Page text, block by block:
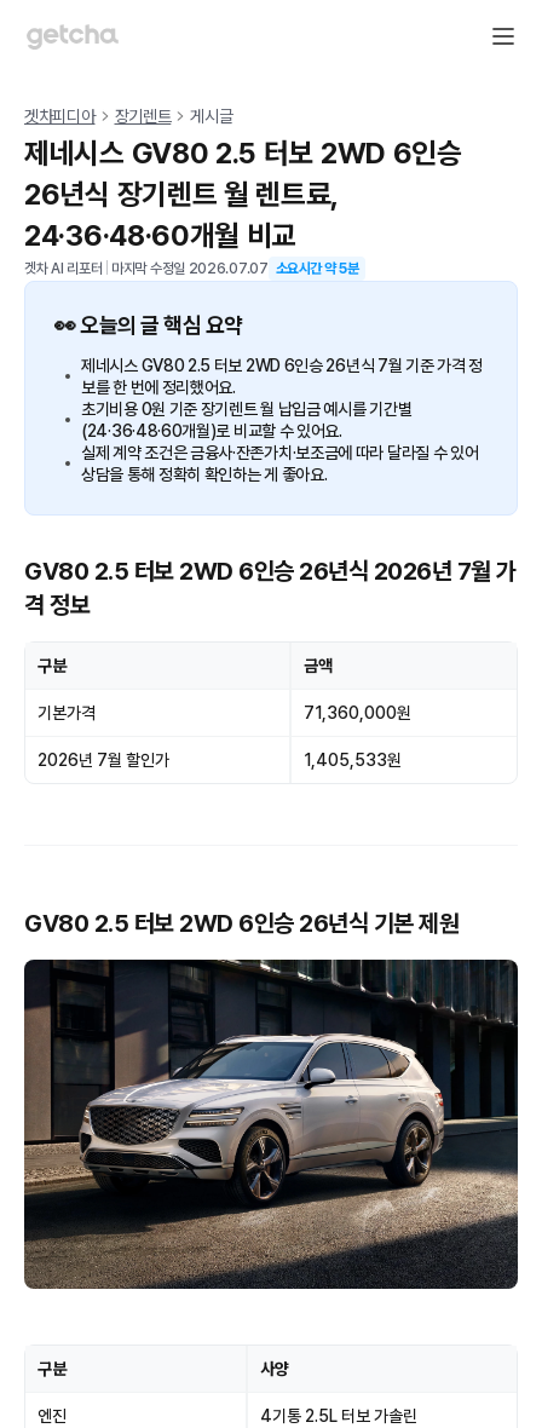
겟차피디아 장기렌트 게시글
제네시스 GV80 2.5 터보 2WD 6인승
26년식 장기렌트 월 렌트료,
24·36·48·60개월 비교
겟차 AI 리포터 마지막 수정일 2026.07.07 소요시간 약5분
👀 오늘의 글 핵심 요약
제네시스 GV80 2.5 터보 2WD 6인승 26년식 7월 기준 가격 정
보를 한 번에 정리했어요.
초기비용 0원 기준 장기렌트 월 납입금 예시를 기간별
(24·36·48·60개월)로 비교할 수 있어요.
실제 계약 조건은 금융사·잔존가치·보조금에 따라 달라질 수 있어
상담을 통해 정확히 확인하는 게 좋아요.
GV80 2.5 터보 2WD 6인승 26년식 2026년 7월 가
격 정보
구분 금액
기본가격 71,360,000원
2026년 7월 할인가 1,405,533원
GV80 2.5 터보 2WD 6인승 26년식 기본 제원
구분 사양
엔진 4기통 2.5L 터보 가솔린